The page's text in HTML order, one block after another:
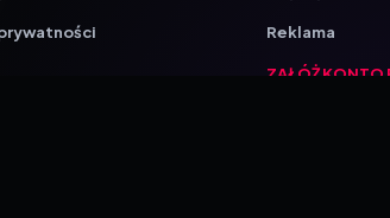
Reklama
ZAŁÓŻ KONTO